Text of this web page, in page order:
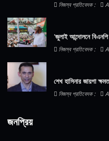
নিজস্ব প্রতিবেদক :
'জুলাই আন্দোলনে
নিজস্ব প্রতিবেদক :
শেখ হাসিনার জায়গা
নিজস্ব প্রতিবেদক :
জনপ্রিয়